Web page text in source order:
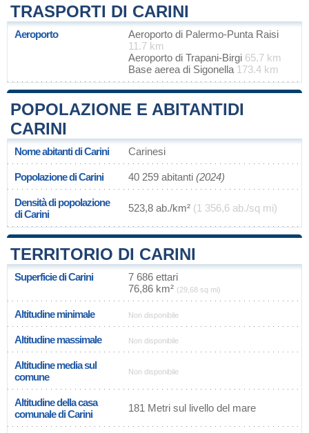
TRASPORTI DI CARINI
Aeroporto
Aeroporto di Palermo-Punta Raisi
11.7 km
Aeroporto di Trapani-Birgi 65.7 km
Base aerea di Sigonella 173.4 km
POPOLAZIONE E ABITANTIDI
CARINI
Nome abitanti di Carini Carinesi
Popolazione di Carini 40 259 abitanti (2024)
Densità di popolazione
di Carini
523,8 ab./km² (1 356,6 ab./sq mi)
TERRITORIO DI CARINI
Superficie di Carini
7 686 ettari
76,86 km² (29,68 sq mi)
Altitudine minimale Non disponibile
Altitudine massimale Non disponibile
Altitudine media sul
comune
Non disponibile
Altitudine della casa
comunale di Carini
181 Metri sul livello del mare